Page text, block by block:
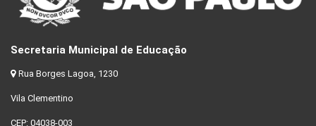
Secretaria Municipal de Educação
Rua Borges Lagoa, 1230
Vila Clementino
CEP: 04038-003